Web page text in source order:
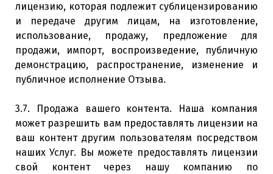
лицензию, которая подлежит сублицензированию
и передаче другим лицам, на изготовление,
использование, продажу, предложение для
продажи, импорт, воспроизведение, публичную
демонстрацию, распространение, изменение и
публичное исполнение Отзыва.
3.7. Продажа вашего контента. Наша компания
может разрешить вам предоставлять лицензии на
ваш контент другим пользователям посредством
наших Услуг. Вы можете предоставлять лицензии
свой контент через нашу компанию по